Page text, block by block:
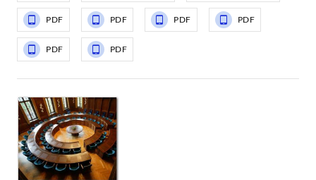
PDF PDF PDF PDF
PDF PDF